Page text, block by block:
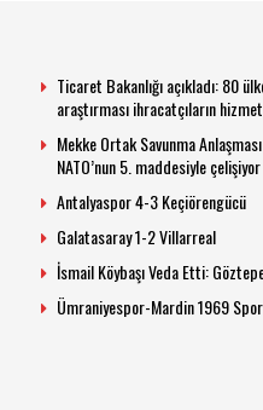
Ticaret Bakanlığı açıkladı: 80
araştırması ihracatçıların
Mekke Ortak Savunma
NATO’nun 5. maddesiyle
Antalyaspor 4-3 Keçiörengücü
Galatasaray 1-2 Villarreal
İsmail Köybaşı Veda Etti:
Ümraniyespor-Mardin 1969